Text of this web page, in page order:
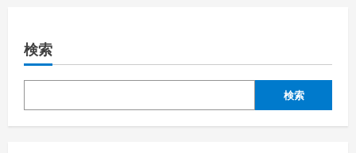
a
v
i
検索
検索